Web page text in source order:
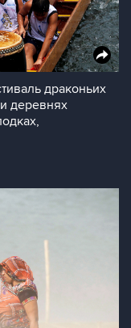
драконьих
деревнях